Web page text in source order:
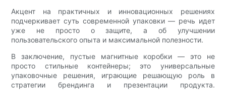
Акцент на практичных и инновационных решениях
подчеркивает суть современной упаковки — речь идет
уже не просто о защите, а об улучшении
пользовательского опыта и максимальной полезности.
В заключение, пустые магнитные коробки — это не
просто стильные контейнеры; это универсальные
упаковочные решения, играющие решающую роль в
стратегии брендинга и презентации продукта.